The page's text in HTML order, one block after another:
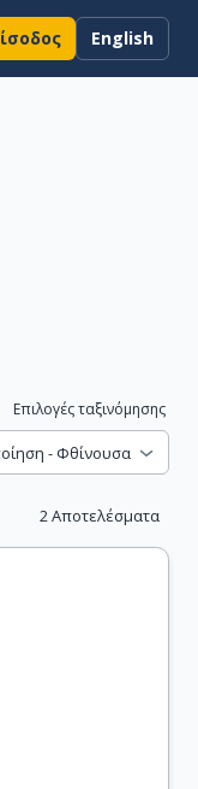
English
Επιλογές ταξινόμησης
- Φθίνουσα
2Αποτελέσματα